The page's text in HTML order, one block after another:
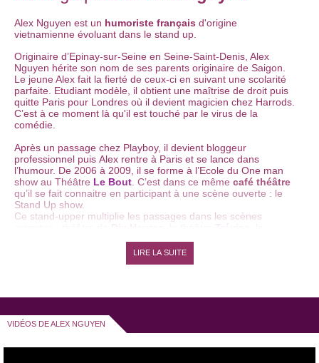
Alex Nguyen est un humoriste français d'origine
vietnamienne évoluant dans le stand up.
Originaire d’Epinay-sur-Seine en Seine-Saint-Denis, Alex
Nguyen hérite son nom de ses parents originaire de Saigon.
Le jeune Alex fait la fierté de ceux-ci en suivant une scolarité
parfaite. Etudiant modèle, il obtient une maîtrise de droit puis
quitte Paris pour Londres où il devient magicien chez Harrods.
C’est à ce moment là qu'il est touché par le virus de la
comédie.
Après un passage chez Playboy, il devient bloggeur
professionnel puis Alex rentre à Paris et se lance dans
l’humour. De 2006 à 2009, il se forme à l’Ecole du One man
show au Théâtre Le Bout . C’est dans ce même café théâtre
qu’il se fait connaitre en participant à une scène ouverte : le
Stand Up show.
Ce stand-upper multiplie les passages dans les scènes
Trévise
l’écriture de sonone man show« Il faut sauver le soldat
le jouer dans les scènes ouvertes new-yorkaises. Dans ce
show 100%stand up
, il parle beaucoup de ses origines
LIRE LA SUITE
VIDÉOS DE ALEX NGUYEN